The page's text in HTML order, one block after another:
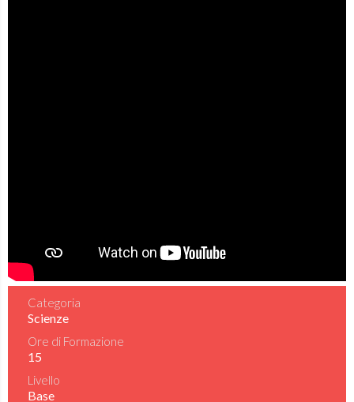
Categoria
Scienze
Ore di Formazione
15
Livello
Base